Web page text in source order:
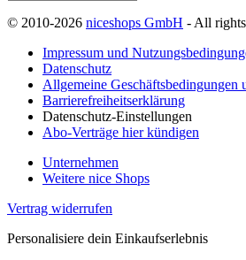
© 2010-2026 niceshops GmbH - All
Impressum und
Datenschutz
Allgemeine Geschäftsbedingungen
Barrierefreiheitserklärung
Datenschutz-Einstellungen
Abo-Verträge hier kündigen
Unternehmen
Weitere nice Shops
Vertrag widerrufen
Personalisiere dein Einkaufserlebnis